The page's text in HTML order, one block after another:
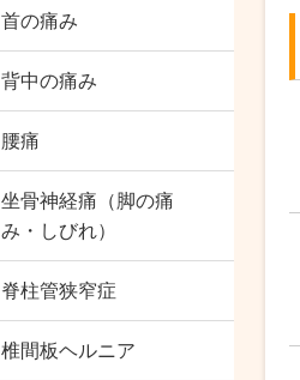
首の痛み
背中の痛み
腰痛
坐骨神経痛（脚の痛
み・しびれ）
脊柱管狭窄症
椎間板ヘルニア